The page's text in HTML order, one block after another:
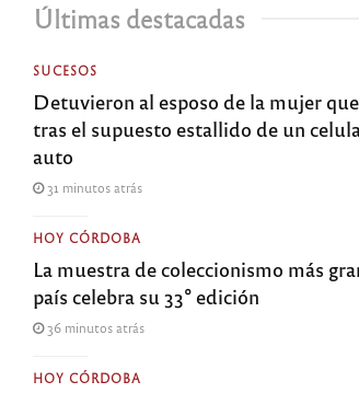
Últimas destacadas
SUCESOS
Detuvieron al esposo de la mujer
tras el supuesto estallido de un
auto
31 minutos atrás
HOY CÓRDOBA
La muestra de coleccionismo más
país celebra su 33° edición
36 minutos atrás
HOY CÓRDOBA